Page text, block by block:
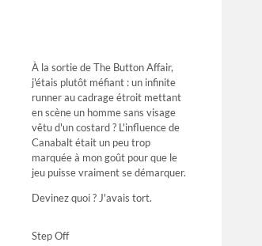
À la sortie de The Button Affair,
j'étais plutôt méfiant : un infinite
runner au cadrage étroit mettant
en scène un homme sans visage
vêtu d'un costard ? L'influence de
Canabalt était un peu trop
marquée à mon goût pour que le
jeu puisse vraiment se démarquer.
Devinez quoi ? J'avais tort.
Step Off